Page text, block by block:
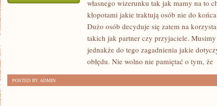
własnego wizerunku tak jak mamy na to
kłopotami jakie traktują osób nie do
Dużo osób decyduje się zatem na
takich jak partner czy przyjaciele.
jednakże do tego zagadnienia jakie
obłędu. Nie wolno nie pamiętać o tym, że
POSTED BY ADMIN